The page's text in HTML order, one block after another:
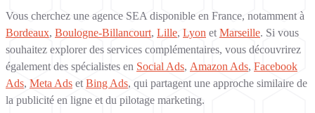
Vous cherchez une agence SEA disponible en France, notamment à
Bordeaux, Boulogne-Billancourt, Lille, Lyon et Marseille. Si vous
souhaitez explorer des services complémentaires, vous découvrirez
également des spécialistes en Social Ads, Amazon Ads, Facebook
Ads, Meta Ads et Bing Ads, qui partagent une approche similaire de
la publicité en ligne et du pilotage marketing.